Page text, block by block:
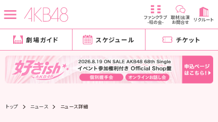
ファンクラブ
-柱の会-
取材/出演
お問合せ リクルート
劇場ガイド スケジュール チケット
トップ ニュース ニュース詳細